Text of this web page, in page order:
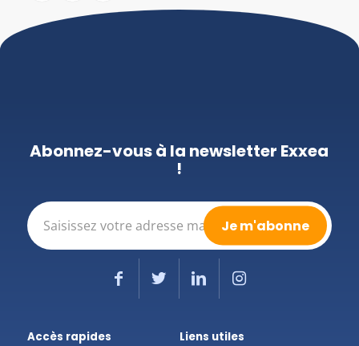
Abonnez-vous à la newsletter Exxea
!
E-
mail
(Nécessaire)
Accès rapides Liens utiles